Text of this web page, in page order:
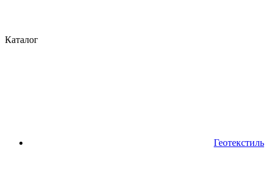
Каталог
Геотекстиль